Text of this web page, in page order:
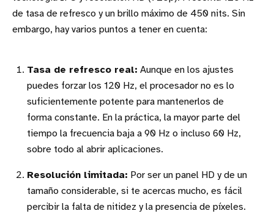
de tasa de refresco y un brillo máximo de 450 nits. Sin
embargo, hay varios puntos a tener en cuenta:
Tasa de refresco real: Aunque en los ajustes
puedes forzar los 120 Hz, el procesador no es lo
suficientemente potente para mantenerlos de
forma constante. En la práctica, la mayor parte del
tiempo la frecuencia baja a 90 Hz o incluso 60 Hz,
sobre todo al abrir aplicaciones.
Resolución limitada: Por ser un panel HD y de un
tamaño considerable, si te acercas mucho, es fácil
percibir la falta de nitidez y la presencia de píxeles.